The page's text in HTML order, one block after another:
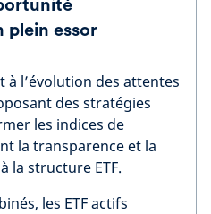
plein essor
à l’évolution des attentes
des stratégies
les indices de
la transparence et la
la structure ETF.
les ETF actifs